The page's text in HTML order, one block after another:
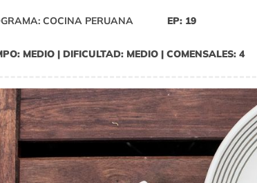
COCINA PERUANA EP: 19
MEDIO | DIFICULTAD: MEDIO | COMENSALES: 4